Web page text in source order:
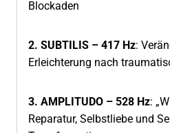
Blockaden
2. SUBTILIS – 417 Hz:
Erleichterung nach
3. AMPLITUDO – 528 Hz:
Reparatur, Selbstliebe und